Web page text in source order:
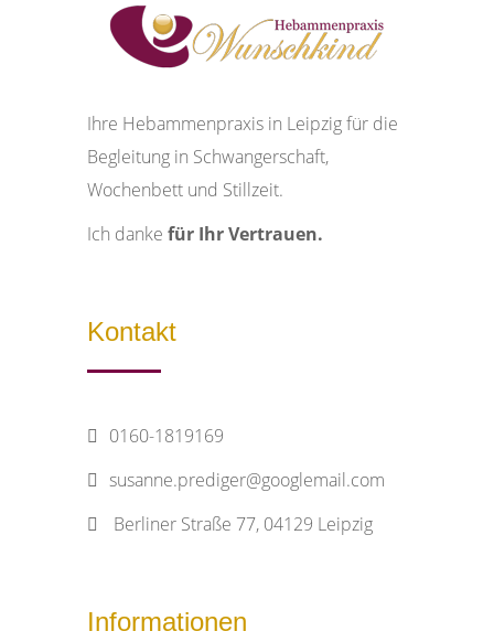
Ihre Hebammenpraxis in Leipzig für die
Begleitung in Schwangerschaft,
Wochenbett und Stillzeit.
Ich danke für Ihr Vertrauen.
Kontakt
0160-1819169
susanne.prediger@googlemail.com
Berliner Straße 77, 04129 Leipzig
Informationen